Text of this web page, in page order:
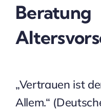
Beratung
„Vertrauen ist
Allem.“